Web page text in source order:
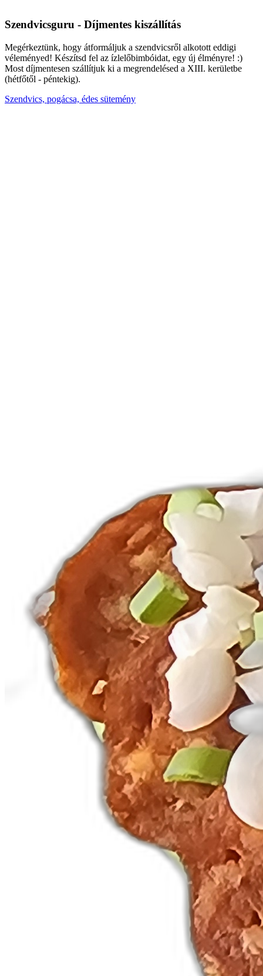
Szendvicsguru - Díjmentes kiszállítás
Megérkeztünk, hogy átformáljuk a szendvicsről alkotott eddigi
véleményed! Készítsd fel az ízlelőbimbóidat, egy új élményre! :)
Most díjmentesen szállítjuk ki a megrendelésed a XIII. kerületbe
(hétfőtől - péntekig).
Szendvics, pogácsa, édes sütemény